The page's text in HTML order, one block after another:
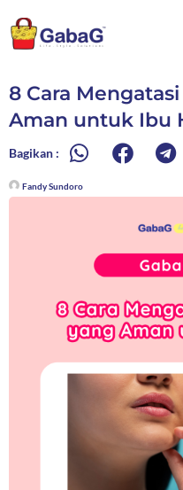
ke
konten
8 Cara
Aman untuk Ibu
Bagikan :
Fandy Sundoro